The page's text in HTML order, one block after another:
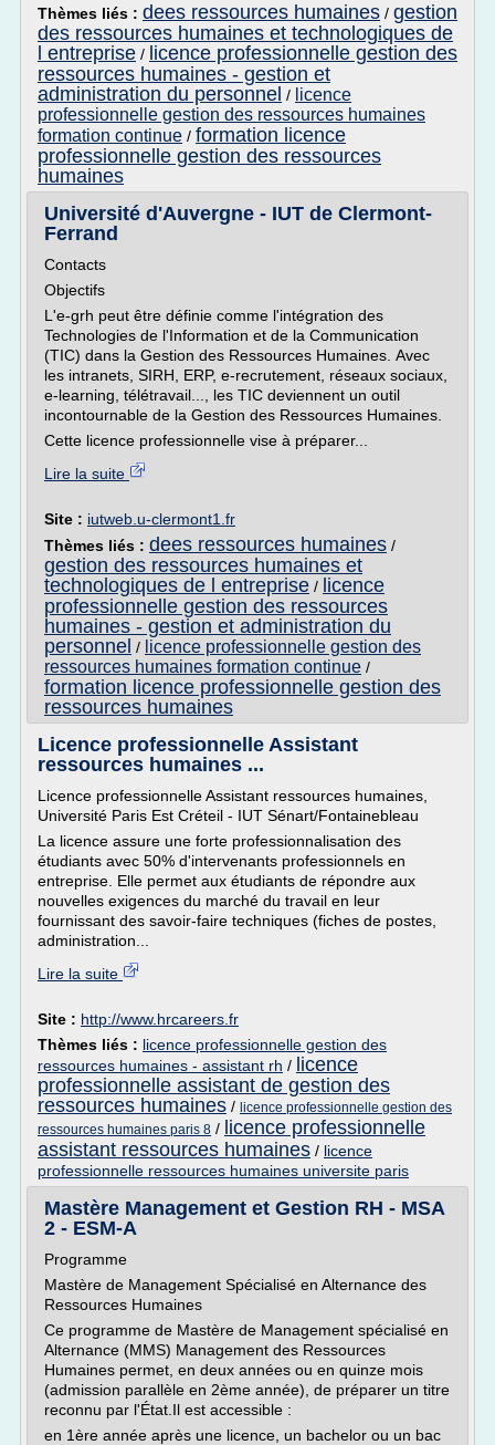
Thèmes liés : dees ressources humaines / gestion
des ressources humaines et technologiques de
l entreprise / licence professionnelle gestion des
ressources humaines - gestion et
administration du personnel / licence
professionnelle gestion des ressources humaines
formation continue / formation licence
professionnelle gestion des ressources
humaines
Université d'Auvergne - IUT de Clermont-
Ferrand
Contacts
Objectifs
L'e-grh peut être définie comme l'intégration des
Technologies de l'Information et de la Communication
(TIC) dans la Gestion des Ressources Humaines. Avec
les intranets, SIRH, ERP, e-recrutement, réseaux sociaux,
e-learning, télétravail..., les TIC deviennent un outil
incontournable de la Gestion des Ressources Humaines.
Cette licence professionnelle vise à préparer...
Lire la suite
Site : iutweb.u-clermont1.fr
Thèmes liés : dees ressources humaines /
gestion des ressources humaines et
technologiques de l entreprise / licence
professionnelle gestion des ressources
humaines - gestion et administration du
personnel / licence professionnelle gestion des
ressources humaines formation continue /
formation licence professionnelle gestion des
ressources humaines
Licence professionnelle Assistant
ressources humaines ...
Licence professionnelle Assistant ressources humaines,
Université Paris Est Créteil - IUT Sénart/Fontainebleau
La licence assure une forte professionnalisation des
étudiants avec 50% d'intervenants professionnels en
entreprise. Elle permet aux étudiants de répondre aux
nouvelles exigences du marché du travail en leur
fournissant des savoir-faire techniques (fiches de postes,
administration...
Lire la suite
Site : http://www.hrcareers.fr
Thèmes liés : licence professionnelle gestion des
ressources humaines - assistant rh / licence
professionnelle assistant de gestion des
ressources humaines / licence professionnelle gestion des
ressources humaines paris 8 / licence professionnelle
assistant ressources humaines / licence
professionnelle ressources humaines universite paris
Mastère Management et Gestion RH - MSA
2 - ESM-A
Programme
Mastère de Management Spécialisé en Alternance des
Ressources Humaines
Ce programme de Mastère de Management spécialisé en
Alternance (MMS) Management des Ressources
Humaines permet, en deux années ou en quinze mois
(admission parallèle en 2ème année), de préparer un titre
reconnu par l'État.Il est accessible :
en 1ère année après une licence, un bachelor ou un bac